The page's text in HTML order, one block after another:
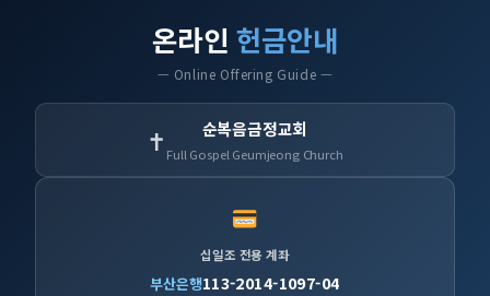
온라인 헌금안내
— Online Offering Guide —
✝ 순복음금정교회
Full Gospel Geumjeong Church
십일조 전용 계좌
부산은행113-2014-1097-04